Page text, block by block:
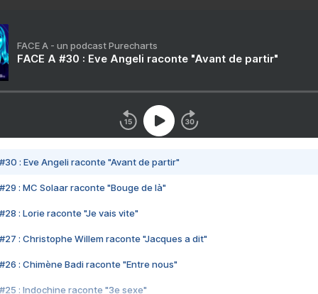
FACE A - un podcast Purecharts
FACE A #30 : Eve Angeli raconte "Avant de partir"
#30 : Eve Angeli raconte "Avant de partir"
#29 : MC Solaar raconte "Bouge de là"
#28 : Lorie raconte "Je vais vite"
#27 : Christophe Willem raconte "Jacques a dit"
#26 : Chimène Badi raconte "Entre nous"
#25 : Indochine raconte "3e sexe"